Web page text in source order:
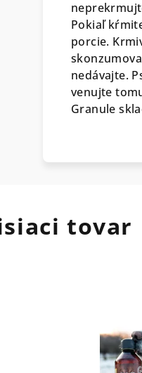
Pokiaľ
porcie.
nedávajte.
venujte
Granule
tovar